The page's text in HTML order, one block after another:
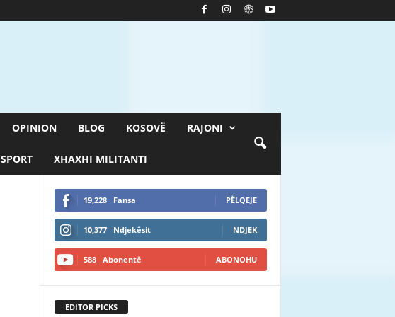
OPINION BLOG KOSOVË RAJONI
SPORT XHAXHI MILITANTI
19,228 Fansa PËLQEJE
10,377 Ndjekësit NDJEK
588 Abonentë ABONOHU
EDITOR PICKS